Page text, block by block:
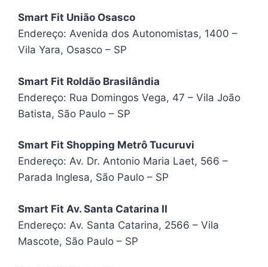
Smart Fit União Osasco
Endereço: Avenida dos Autonomistas, 1400 –
Vila Yara, Osasco – SP
Smart Fit Roldão Brasilândia
Endereço: Rua Domingos Vega, 47 – Vila João
Batista, São Paulo – SP
Smart Fit Shopping Metrô Tucuruvi
Endereço: Av. Dr. Antonio Maria Laet, 566 –
Parada Inglesa, São Paulo – SP
Smart Fit Av. Santa Catarina II
Endereço: Av. Santa Catarina, 2566 – Vila
Mascote, São Paulo – SP